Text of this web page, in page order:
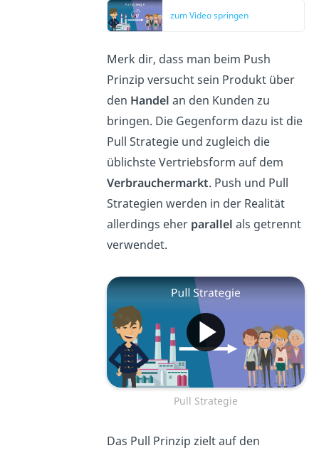
zum Video springen
Merk dir, dass man beim Push
Prinzip versucht sein Produkt über
den Handel an den Kunden zu
bringen. Die Gegenform dazu ist die
Pull Strategie und zugleich die
üblichste Vertriebsform auf dem
Verbrauchermarkt. Push und Pull
Strategien werden in der Realität
allerdings eher parallel als getrennt
verwendet.
Pull Strategie
Das Pull Prinzip zielt auf den